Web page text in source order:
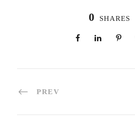
0 SHARES
PREV